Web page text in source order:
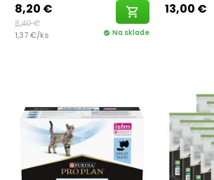
8,20 €
8,40 €
shopping_cart
1,37 €/ks check_circle Na sklade
13,00 €